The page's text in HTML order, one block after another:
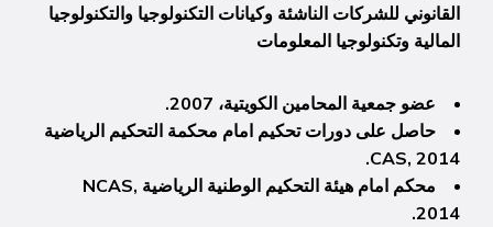
القانوني للشركات الناشئة وكيانات التكنولوجيا والتكنولوجيا
المالية وتكنولوجيا المعلومات
عضو جمعية المحامين الكويتية، 2007.
حاصل على دورات تحكيم امام محكمة التحكيم الرياضية
CAS, 2014.
محكم امام هيئة التحكيم الوطنية الرياضية NCAS,
2014.